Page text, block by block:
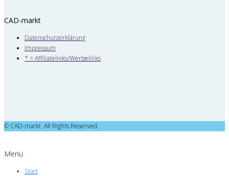
CAD-markt
Datenschutzerklärung
Impressum
* = Affiliatelinks/Werbelinks
© CAD-markt. All Rights Reserved.
Menü
Start